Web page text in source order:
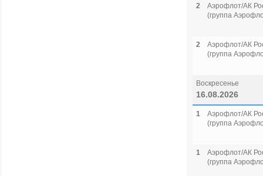
2
Аэрофлот/АК
(группа
2
Аэрофлот/АК
(группа
Воскресенье
16.08.2026
1
Аэрофлот/АК
(группа
1
Аэрофлот/АК
(группа